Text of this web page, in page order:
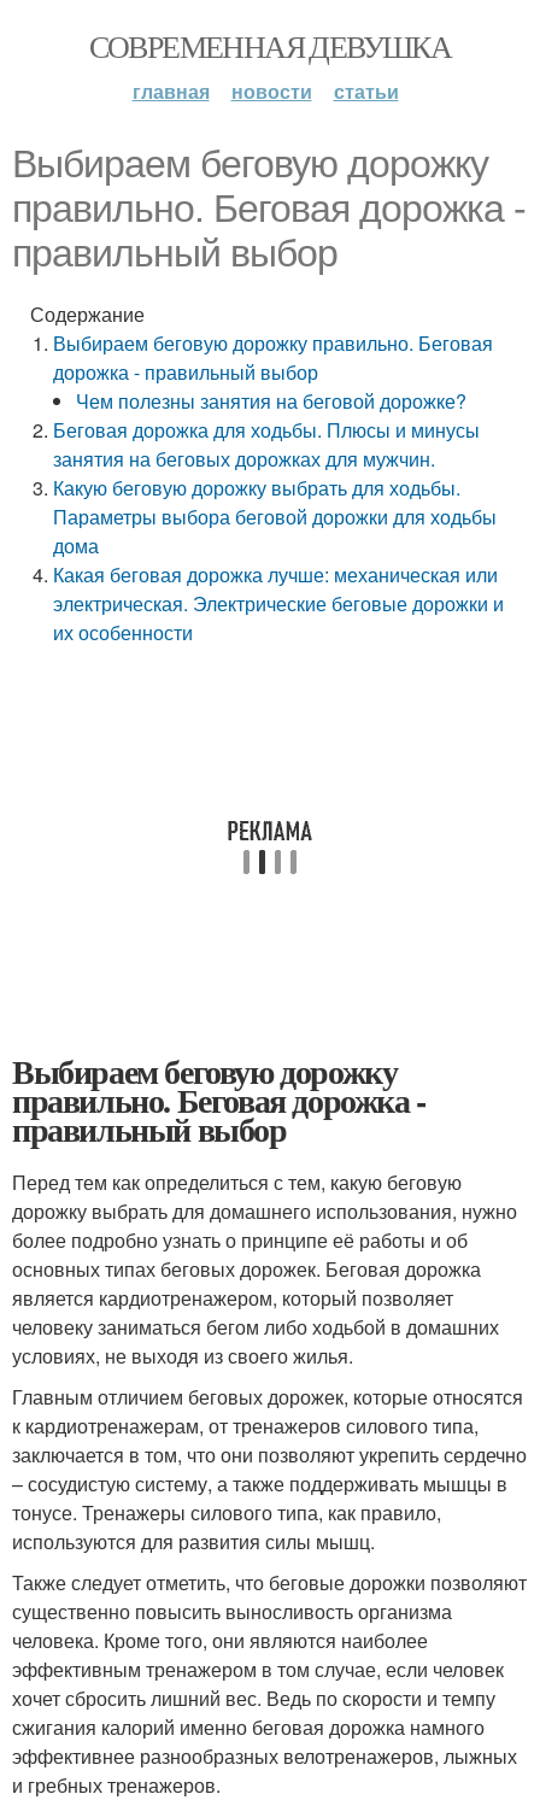
СОВРЕМЕННАЯ ДЕВУШКА
главная новости статьи
Выбираем беговую дорожку
правильно. Беговая дорожка -
правильный выбор
Содержание
Выбираем беговую дорожку правильно. Беговая
дорожка - правильный выбор
Чем полезны занятия на беговой дорожке?
Беговая дорожка для ходьбы. Плюсы и минусы
занятия на беговых дорожках для мужчин.
Какую беговую дорожку выбрать для ходьбы.
Параметры выбора беговой дорожки для ходьбы
дома
Какая беговая дорожка лучше: механическая или
электрическая. Электрические беговые дорожки и
их особенности
Выбираем беговую дорожку
правильно. Беговая дорожка -
правильный выбор
Перед тем как определиться с тем, какую беговую
дорожку выбрать для домашнего использования, нужно
более подробно узнать о принципе её работы и об
основных типах беговых дорожек. Беговая дорожка
является кардиотренажером, который позволяет
человеку заниматься бегом либо ходьбой в домашних
условиях, не выходя из своего жилья.
Главным отличием беговых дорожек, которые относятся
к кардиотренажерам, от тренажеров силового типа,
заключается в том, что они позволяют укрепить сердечно
– сосудистую систему, а также поддерживать мышцы в
тонусе. Тренажеры силового типа, как правило,
используются для развития силы мышц.
Также следует отметить, что беговые дорожки позволяют
существенно повысить выносливость организма
человека. Кроме того, они являются наиболее
эффективным тренажером в том случае, если человек
хочет сбросить лишний вес. Ведь по скорости и темпу
сжигания калорий именно беговая дорожка намного
эффективнее разнообразных велотренажеров, лыжных
и гребных тренажеров.